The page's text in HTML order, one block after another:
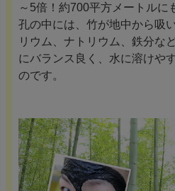
～5倍！約700平方メートルに
孔の中には、竹が地中から吸
リウム、ナトリウム、鉄分な
にバランス良く、水に溶けや
のです。